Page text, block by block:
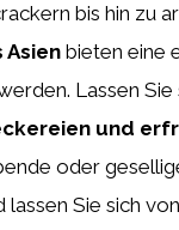
bis hin zu
Asienbieten eine
Lassen Sie
und
oder
lassen Sie sich